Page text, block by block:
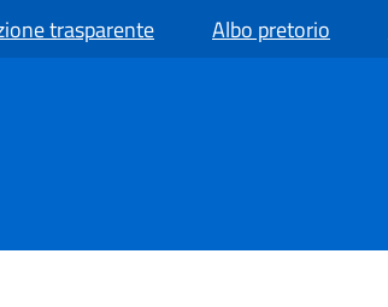
trasparente Albo pretorio